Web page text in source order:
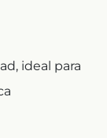
ideal para